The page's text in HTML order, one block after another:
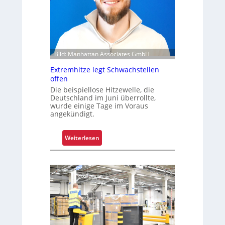
i
c
h
e
r
Z
v
e
ä
s
i
g
k
e
i
Bild: Manhattan Associates GmbH
Extremhitze legt Schwachstellen
offen
Die beispiellose Hitzewelle, die
Deutschland im Juni überrollte,
wurde einige Tage im Voraus
angekündigt.
Weiterlesen:
E
t
r
e
m
h